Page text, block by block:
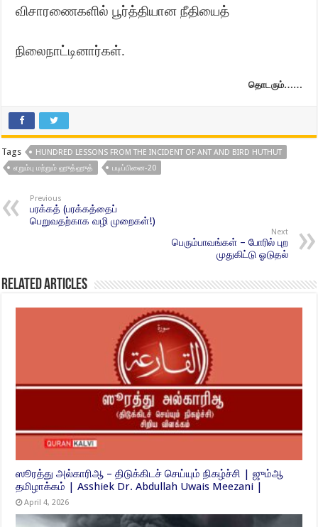
விசாரணைகளில் பூர்த்தியான நீதியைத்
நிலைநாட்டினார்கள்.
தொடரும்……
Tags
HUNDRED LESSONS FROM THE INCIDENT OF ANT AND BIRD HUTHUT
எறும்பு மற்றும் ஹுத்ஹுத்
படிப்பினை-20
Previous
பரக்கத் (பரக்கத்தைப்
பெறுவதற்காக வழி முறைகள்!)
Next
பெரும்பாவங்கள் – போரில் புற
முதுகிட்டு ஓடுதல்
Related Articles
ஸூரத்து அல்காரிஆ – திடுக்கிடச் செய்யும் நிகழ்ச்சி | ஜும்ஆ
தமிழாக்கம் | Asshiek Dr. Abdullah Uwais Meezani |
April 4, 2026